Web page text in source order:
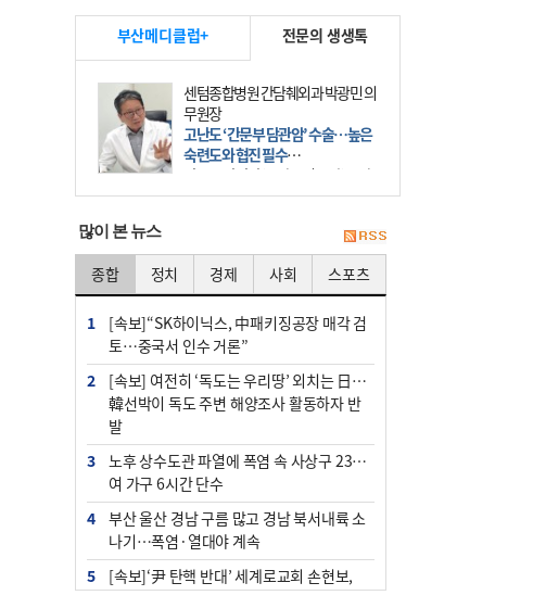
부산메디클럽+ 전문의 생생톡
센텀종합병원 간담췌외과 박광민 의
무원장
고난도 ‘간문부 담관암’ 수술…높은
숙련도와 협진 필수
간문부 담관암(클라츠킨 종양)은 좌
우 간에서 나오는, 담관(담즙 배출 경
部)’에 생기는 악성 종양이다. 간동맥
문맥 림프절 담
많이 본 뉴스
종합 정치 경제 사회 스포츠
1
[속보]“SK하이닉스, 中패키징공장 매각 검
토…중국서 인수 거론”
2
[속보] 여전히 ‘독도는 우리땅’ 외치는 日…
韓선박이 독도 주변 해양조사 활동하자 반
발
3
노후 상수도관 파열에 폭염 속 사상구 2300
여 가구 6시간 단수
4
부산 울산 경남 구름 많고 경남 북서내륙 소
나기…폭염·열대야 계속
5
[속보]‘尹 탄핵 반대’ 세계로교회 손현보,